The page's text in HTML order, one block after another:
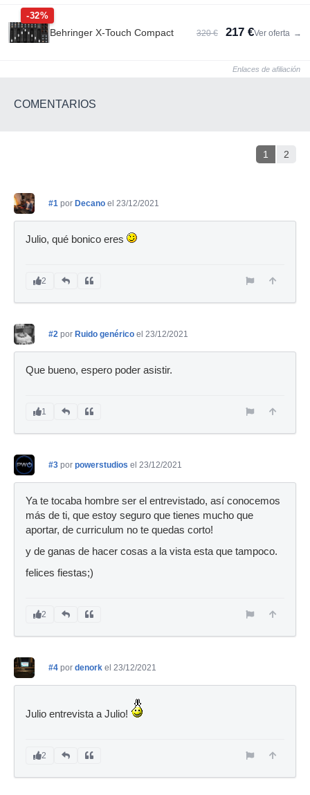
-32%
Behringer X-Touch Compact 320 € 217 €Ver oferta →
Enlaces de afiliación
COMENTARIOS
1 2
#1 por Decano el 23/12/2021
Julio, qué bonico eres
2
#2 por Ruido genérico el 23/12/2021
Que bueno, espero poder asistir.
1
#3 por powerstudios el 23/12/2021
Ya te tocaba hombre ser el entrevistado, así conocemos
más de ti, que estoy seguro que tienes mucho que
aportar, de curriculum no te quedas corto!
y de ganas de hacer cosas a la vista esta que tampoco.
felices fiestas;)
2
#4 por denork el 23/12/2021
Julio entrevista a Julio!
2